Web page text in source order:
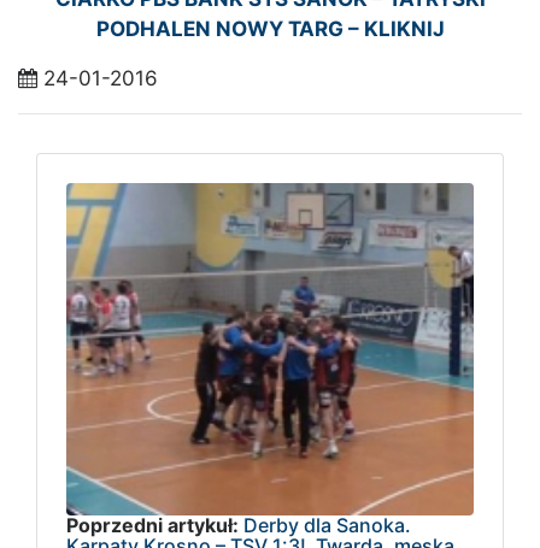
PODHALEN NOWY TARG – KLIKNIJ
24-01-2016
Poprzedni artykuł: Derby dla Sanoka.